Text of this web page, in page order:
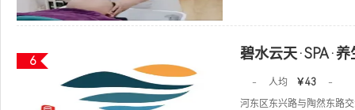
6 碧水云天·SPA·
- 人均 ￥43
-
河东区东兴路与陶然东路